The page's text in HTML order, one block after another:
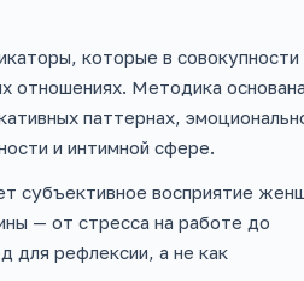
которые в совокупности
отношениях. Методика
паттернах,
и интимной сфере.
субъективное восприятие
— от стресса на работе до
для рефлексии, а не как